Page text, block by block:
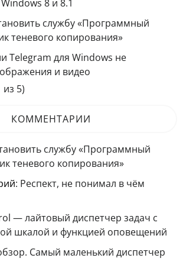
8 и 8.1
службу «Программный
теневого копирования»
Telegram для Windows не
и видео
из 5)
КОММЕНТАРИИ
службу «Программный
теневого копирования»
: Респект, не понимал в чём
— лайтовый диспетчер задач с
шкалой и функцией оповещений
Самый маленький диспетчер